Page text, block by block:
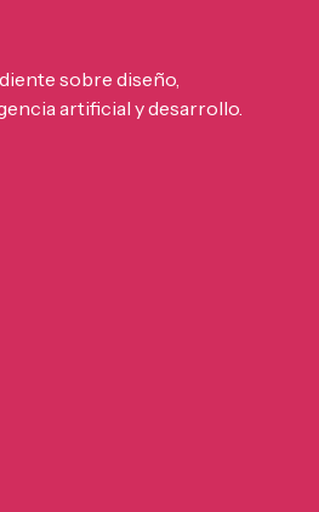
sobre diseño,
artificial y desarrollo.